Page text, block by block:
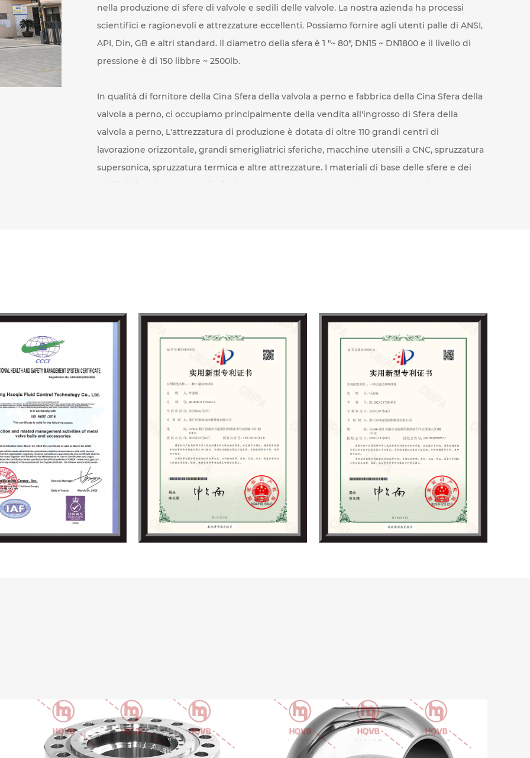
nella produzione di sfere di valvole e sedili delle valvole. La nostra azienda ha processi
scientifici e ragionevoli e attrezzature eccellenti. Possiamo fornire agli utenti palle di ANSI,
API, Din, GB e altri standard. Il diametro della sfera è 1 "~ 80", DN15 ~ DN1800 e il livello di
pressione è di 150 libbre ~ 2500lb.
In qualità di fornitore della Cina Sfera della valvola a perno e fabbrica della Cina Sfera della
valvola a perno, ci occupiamo principalmente della vendita all'ingrosso di Sfera della
valvola a perno, L'attrezzatura di produzione è dotata di oltre 110 grandi centri di
lavorazione orizzontale, grandi smerigliatrici sferiche, macchine utensili a CNC, spruzzatura
supersonica, spruzzatura termica e altre attrezzature. I materiali di base delle sfere e dei
sedili della valvola sono principalmente A105, LF2, 410, Inconel N06625, Inconel N0825,